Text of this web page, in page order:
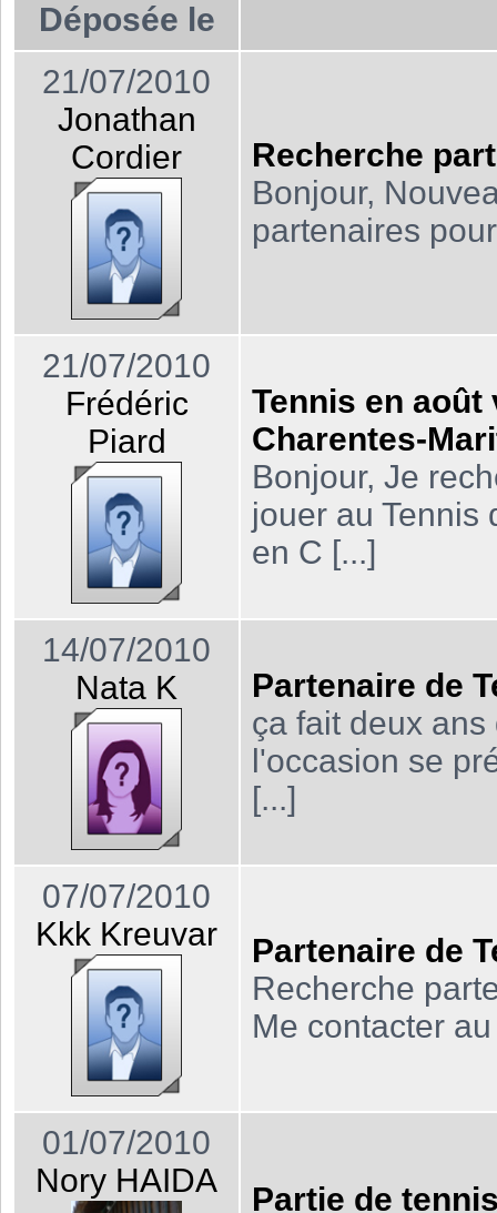
Déposée le
21/07/2010
Jonathan
Cordier
Recherche
Bonjour,
partenaires
21/07/2010
Frédéric
Piard
Tennis en août
Charentes-
Bonjour, Je
jouer au Tennis
en C [...]
14/07/2010
Nata K
Partenaire de
ça fait deux
l'occasion se
[...]
07/07/2010
Kkk Kreuvar
Partenaire de
Recherche
Me contacter
01/07/2010
Nory HAIDA
Partie de